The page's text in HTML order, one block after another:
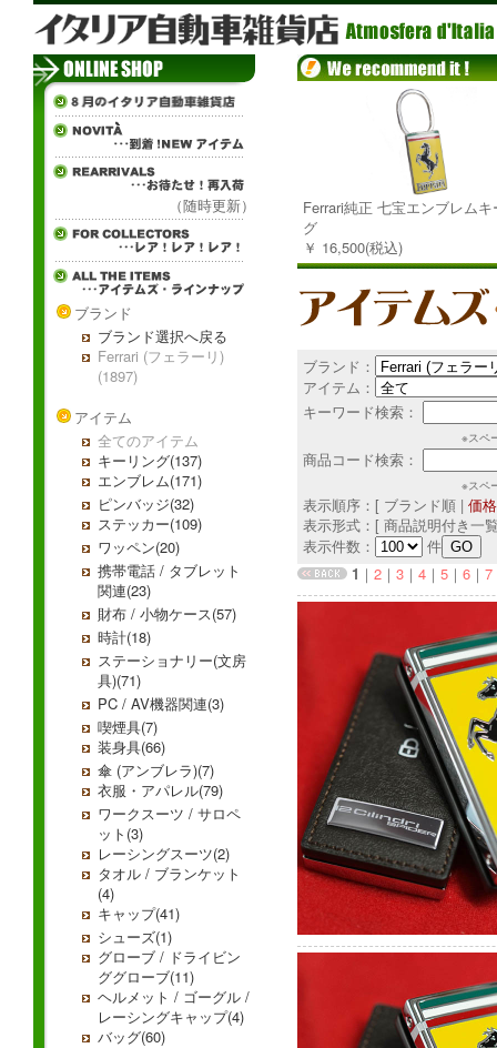
（随時更新）
ブランド
ブランド選択へ戻る
Ferrari (フェラーリ)
(1897)
アイテム
全てのアイテム
キーリング(137)
エンブレム(171)
ピンバッジ(32)
ステッカー(109)
ワッペン(20)
携帯電話 / タブレット
関連(23)
財布 / 小物ケース(57)
時計(18)
ステーショナリー(文房
具)(71)
PC / AV機器関連(3)
喫煙具(7)
装身具(66)
傘 (アンブレラ)(7)
衣服・アパレル(79)
ワークスーツ / サロペ
ット(3)
レーシングスーツ(2)
タオル / ブランケット
(4)
キャップ(41)
シューズ(1)
グローブ / ドライビン
ググローブ(11)
ヘルメット / ゴーグル /
レーシングキャップ(4)
バッグ(60)
Ferrari純正 七宝エンブレムキ
グ
￥ 16,500(税込)
ブランド：
アイテム：
キーワード検索：
※スペ
商品コード検索：
※スペ
表示順序：[ ブランド順 | 価
表示形式：[ 商品説明付き一
表示件数：
件
1 ｜ 2｜ 3｜ 4｜ 5｜ 6｜ 7